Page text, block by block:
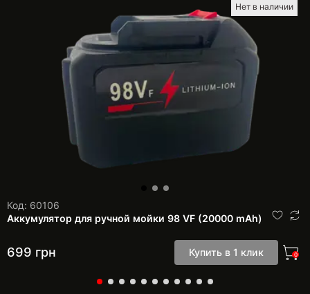
Нет в наличии
Код: 60106
Аккумулятор для ручной мойки 98 VF (20000 mAh)
699 грн Купить в 1 клик 0